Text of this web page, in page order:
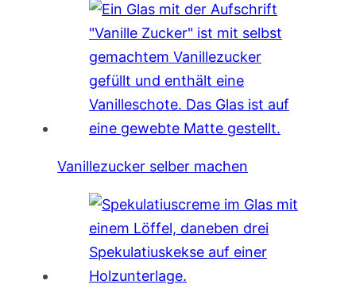
Vanillezucker selber machen